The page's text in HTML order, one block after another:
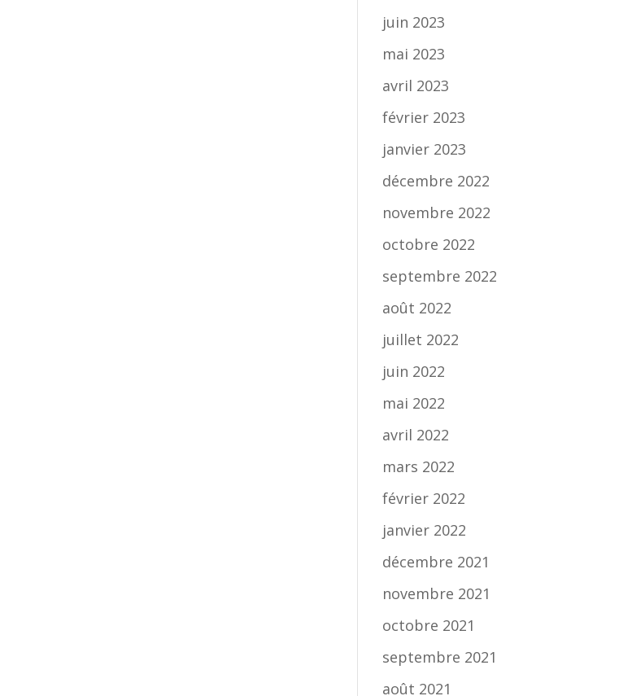
juin 2023
mai 2023
avril 2023
février 2023
janvier 2023
décembre 2022
novembre 2022
octobre 2022
septembre 2022
août 2022
juillet 2022
juin 2022
mai 2022
avril 2022
mars 2022
février 2022
janvier 2022
décembre 2021
novembre 2021
octobre 2021
septembre 2021
août 2021